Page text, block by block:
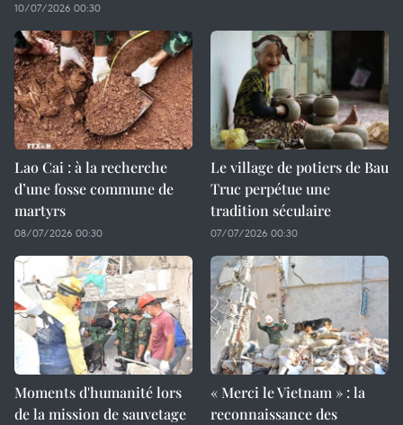
10/07/2026 00:30
Lao Cai : à la recherche
d’une fosse commune de
martyrs
08/07/2026 00:30
Le village de potiers de Bau
Truc perpétue une
tradition séculaire
07/07/2026 00:30
Moments d'humanité lors
de la mission de sauvetage
« Merci le Vietnam » : la
reconnaissance des